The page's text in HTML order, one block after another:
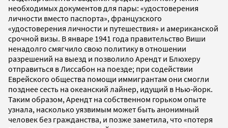
необходимых документов для пары: «удостоверения
личности вместо паспорта», французского
«удостоверения личности и путешествия» и американской
срочной визы. В январе 1941 года правительство Виши
ненадолго смягчило свою политику в отношении
разрешений на выезд и позволило Арендт и Блюхеру
отправиться в Лиссабон на поезде; при содействии
Еврейского общества помощи иммигрантам они смогли
позднее сесть на океанский лайнер, идущий в Нью‐йорк.
Таким образом, Арендт на собственном горьком опыте
узнала, насколько уязвимым может быть анонимный
человек без гражданства, и позже заметила, что «потеря